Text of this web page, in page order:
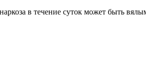
в течение суток может быть